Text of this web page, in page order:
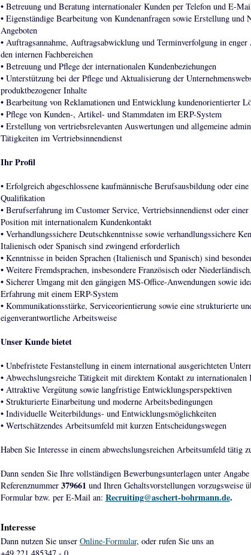
• Betreuung und Beratung internationaler Kunden per Telefon und E-
• Eigenständige Bearbeitung von Kundenanfragen sowie Erstellung und
Angeboten
• Auftragsannahme, Auftragsabwicklung und Terminverfolgung in
den internen Fachbereichen
• Betreuung und Pflege der internationalen Kundenbeziehungen
• Unterstützung bei der Pflege und Aktualisierung der
produktbezogener Inhalte
• Bearbeitung von Reklamationen und Entwicklung kundenorientierter
• Pflege von Kunden-, Artikel- und Stammdaten im ERP-System
• Erstellung von vertriebsrelevanten Auswertungen und allgemeine
Tätigkeiten im Vertriebsinnendienst
Ihr Profil
• Erfolgreich abgeschlossene kaufmännische Berufsausbildung oder eine
Qualifikation
• Berufserfahrung im Customer Service, Vertriebsinnendienst oder einer
Position mit internationalem Kundenkontakt
• Verhandlungssichere Deutschkenntnisse sowie verhandlungssichere
Italienisch oder Spanisch sind zwingend erforderlich
• Kenntnisse in beiden Sprachen (Italienisch und Spanisch) sind
• Weitere Fremdsprachen, insbesondere Französisch oder
• Sicherer Umgang mit den gängigen MS-Office-Anwendungen sowie
Erfahrung mit einem ERP-System
• Kommunikationsstärke, Serviceorientierung sowie eine strukturierte
eigenverantwortliche Arbeitsweise
Unser Kunde bietet
• Unbefristete Festanstellung in einem international ausgerichteten
• Abwechslungsreiche Tätigkeit mit direktem Kontakt zu internationalen
• Attraktive Vergütung sowie langfristige Entwicklungsperspektiven
• Strukturierte Einarbeitung und moderne Arbeitsbedingungen
• Individuelle Weiterbildungs- und Entwicklungsmöglichkeiten
• Wertschätzendes Arbeitsumfeld mit kurzen Entscheidungswegen
Haben Sie Interesse in einem abwechslungsreichen Arbeitsumfeld tätig
Dann senden Sie Ihre vollständigen Bewerbungsunterlagen unter Angabe
Referenznummer 379661und Ihren Gehaltsvorstellungen vorzugsweise
Formular bzw. per E-Mail an: Recruiting@aschert-bohrmann.de.
Interesse
Dann nutzen Sie unser Online-Formular, oder rufen Sie uns an